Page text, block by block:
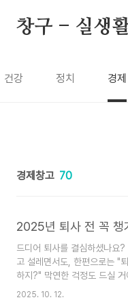
창구 - 실생
건강 정치 경제
경제창고 70
드디어 퇴사를 결심하셨나요
고 설레면서도, 한편으로는 "
하지?" 막연한 걱정도 드실
는 정말 중요한데, 나중에 필
2025. 10. 12.